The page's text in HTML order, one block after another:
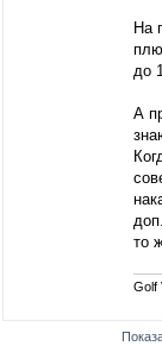
На
до
А
то
Golf